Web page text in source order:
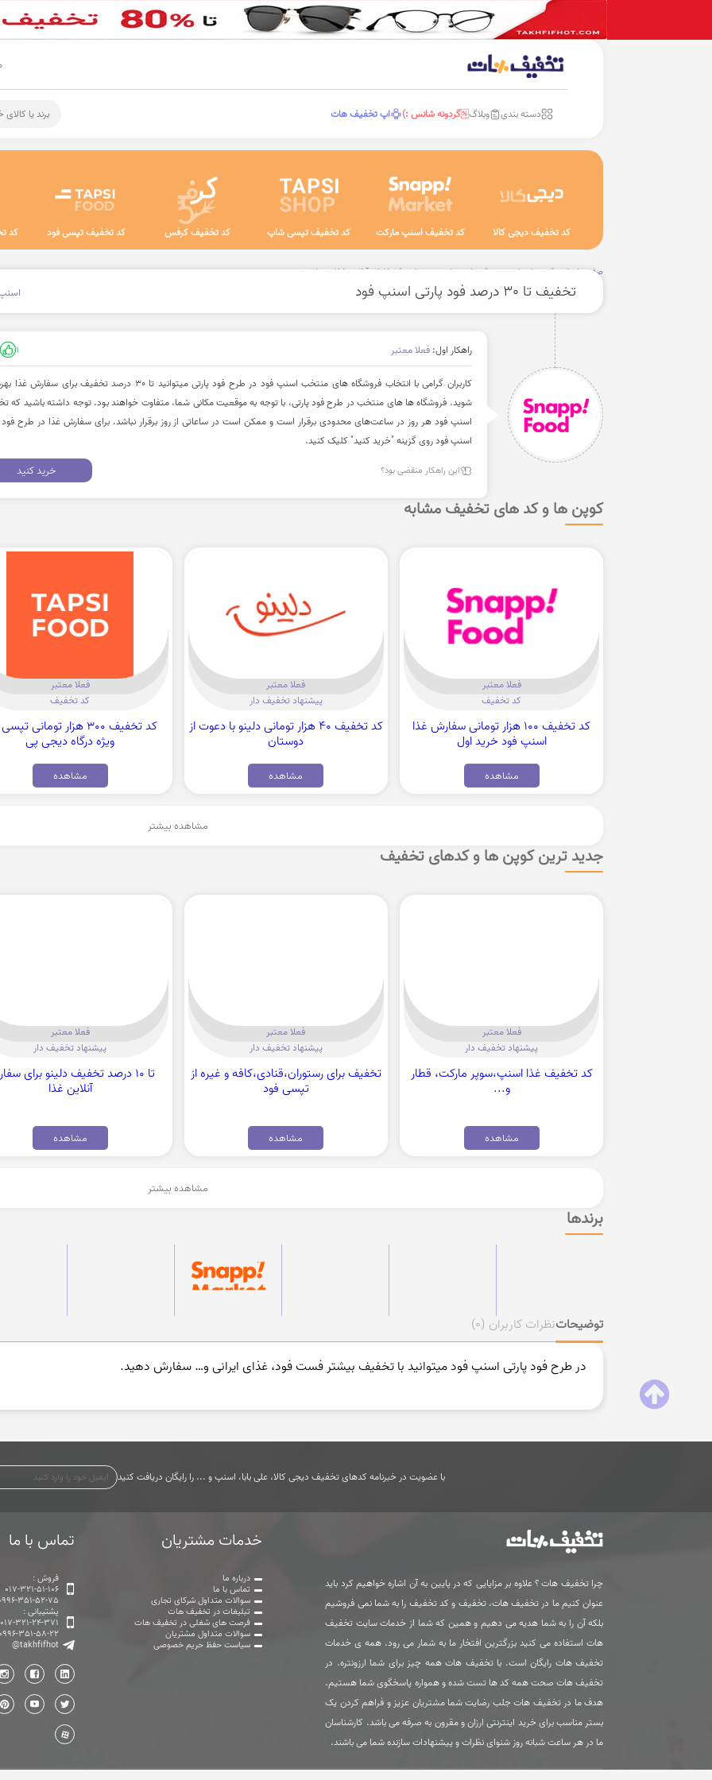
دسته بندی وبلاگ گردونه شانس :) اپ تخفیف هات برند یا
کد تخفیف دیجی کالا کد تخفیف اسنپ مارکت کد تخفیف تپسی شاپ کد تخفیف کرفس کد تخفیف تپسی فود کد
صفحه اصلی خدمات اینترنتی تغذیه، تفریح و ورزش سفارش آنلاین غذا و نوشیدنی
تخفیف تا 30 درصد فود پارتی اسنپ فود
راهکار اول:فعلا معتبر 1
کاربران گرامی با انتخاب فروشگاه های منتخب اسنپ فود در طرح فود پارتی میتوانید تا 30 درصد تخفیف برای
شوید. فروشگاه ها های منتخب در طرح فود پارتی، با توجه به موقعیت مکانی شما، متفاوت خواهند بود. توجه داشته باشید که
اسنپ فود هر روز در ساعت‌های محدودی برقرار است و ممکن است در ساعاتی از روز برقرار نباشد. برای سفارش غذا در طرح فود
اسنپ فود روی گزینه "خرید کنید" کلیک کنید.
این راهکار منقضی بود؟ خرید کنید
کوپن ها و کد های تخفیف مشابه
فعلا معتبر
کد تخفیف
کد تخفیف 100 هزار تومانی سفارش غذا
اسنپ فود خرید اول
مشاهده
فعلا معتبر
پیشنهاد تخفیف دار
کد تخفیف 40 هزار تومانی دلینو با دعوت از
دوستان
مشاهده
فعلا معتبر
کد تخفیف
کد تخفیف 300 هزار تومانی
ویژه درگاه دیجی پی
مشاهده
مشاهده بیشتر
جدید ترین کوپن ها و کدهای تخفیف
فعلا معتبر
پیشنهاد تخفیف دار
کد تخفیف غذا اسنپ،سوپر مارکت، قطار
و...
مشاهده
فعلا معتبر
پیشنهاد تخفیف دار
تخفیف برای رستوران،قنادی،کافه و غیره از
تپسی فود
مشاهده
فعلا معتبر
پیشنهاد تخفیف دار
تا 10 درصد تخفیف دلینو برای
آنلاین غذا
مشاهده
مشاهده بیشتر
برندها
توضیحاتنظرات کاربران (0)
در طرح فود پارتی اسنپ فود میتوانید با تخفیف بیشتر فست فود، غذای ایرانی و… سفارش دهید.
با عضویت در خبرنامه کدهای تخفیف دیجی کالا، علی بابا، اسنپ و ... را رایگان دریافت کنید
چرا تخفیف هات ؟ علاوه بر مزایایی که در پایین به آن اشاره خواهیم کرد باید
عنوان کنیم ما در تخفیف هات، تخفیف و کد تخفیف را به شما نمی فروشیم
بلکه آن را به شما هدیه می دهیم و همین که شما از خدمات سایت تخفیف
هات استفاده می کنید بزرگترین افتخار ما به شمار می رود. همه ی خدمات
تخفیف هات رایگان است. با تخفیف هات همه چیز برای شما ارزونتره. در
تخفیف هات صحت همه کد ها تست شده و همواره پاسخگوی شما هستیم.
هدف ما در تخفیف هات جلب رضایت شما مشتریان عزیز و فراهم کردن یک
بستر مناسب برای خرید اینترنتی ارزان و مقرون به صرفه می باشد. کارشناسان
ما در هر ساعت شبانه روز شنوای نظرات و پیشنهادات سازنده شما می باشند.
خدمات مشتریان
درباره ما
تماس با ما
سوالات متداول شرکای تجاری
تبلیغات در تخفیف هات
فرصت های شغلی در تخفیف هات
سوالات متداول مشتریان
سیاست حفظ حریم خصوصی
تماس با ما
فروش :
017-321-51-106
351-52-75
پشتیبانی :
017-321-24-371
351-58-22
@takhfifhot